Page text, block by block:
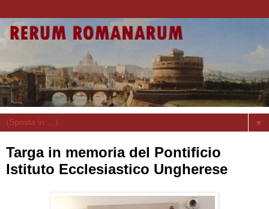
▼
Targa in memoria del Pontificio
Istituto Ecclesiastico Ungherese